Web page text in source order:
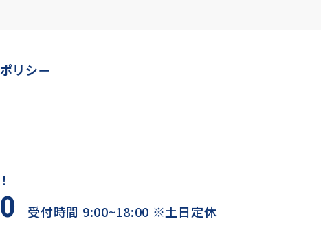
リシー
受付時間 9:00~18:00 ※土日定休